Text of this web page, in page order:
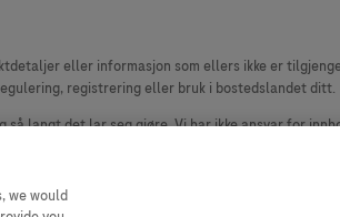
eller informasjon som ellers ikke er
registrering eller bruk i bostedslandet ditt.
langt det lar seg gjøre. Vi har ikke ansvar for
og slikt innhold er merket.
we would